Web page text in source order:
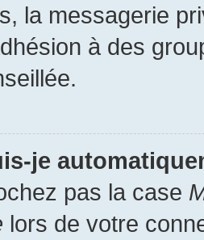
la messagerie
à des
je
pas la case
lors de votre